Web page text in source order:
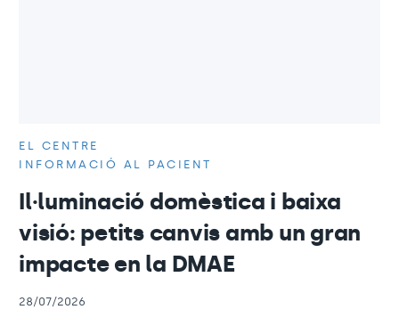
EL CENTRE
INFORMACIÓ AL PACIENT
Il·luminació domèstica i baixa
visió: petits canvis amb un gran
impacte en la DMAE
28/07/2026